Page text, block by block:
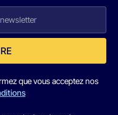
que vous acceptez nos